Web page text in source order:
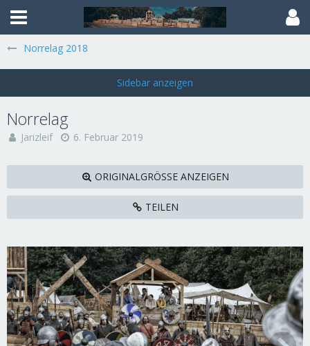
Norrelag 2018
Norrelag
Jarizleif 6. Februar 2019
ORIGINALGRÖSSE ANZEIGEN
TEILEN